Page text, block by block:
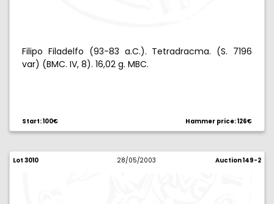
Filipo Filadelfo (93-83 a.C.). Tetradracma. (S. 7196
var) (BMC. IV, 8). 16,02 g. MBC.
Start: 100€ Hammer price: 126€
Lot 3010 28/05/2003 Auction 149-2